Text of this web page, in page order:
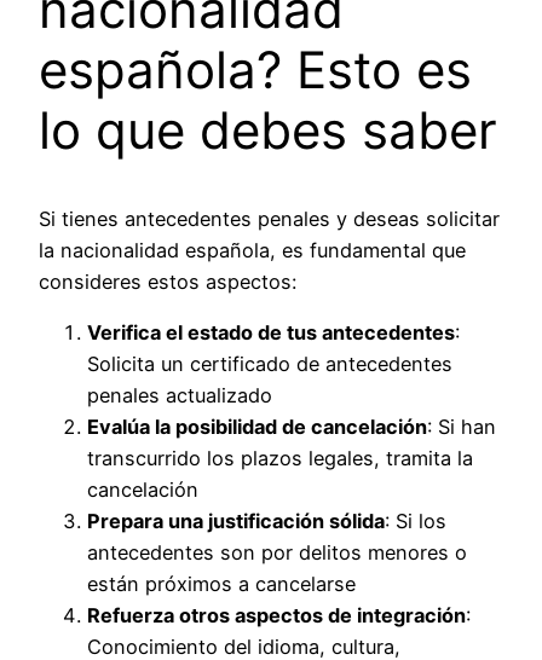
española? Esto es
lo que debes saber
Si tienes antecedentes penales y deseas solicitar
la nacionalidad española, es fundamental que
consideres estos aspectos:
Verifica el estado de tus antecedentes:
Solicita un certificado de antecedentes
penales actualizado
Evalúa la posibilidad de cancelación: Si han
transcurrido los plazos legales, tramita la
cancelación
Prepara una justificación sólida: Si los
antecedentes son por delitos menores o
están próximos a cancelarse
Refuerza otros aspectos de integración:
Conocimiento del idioma, cultura,